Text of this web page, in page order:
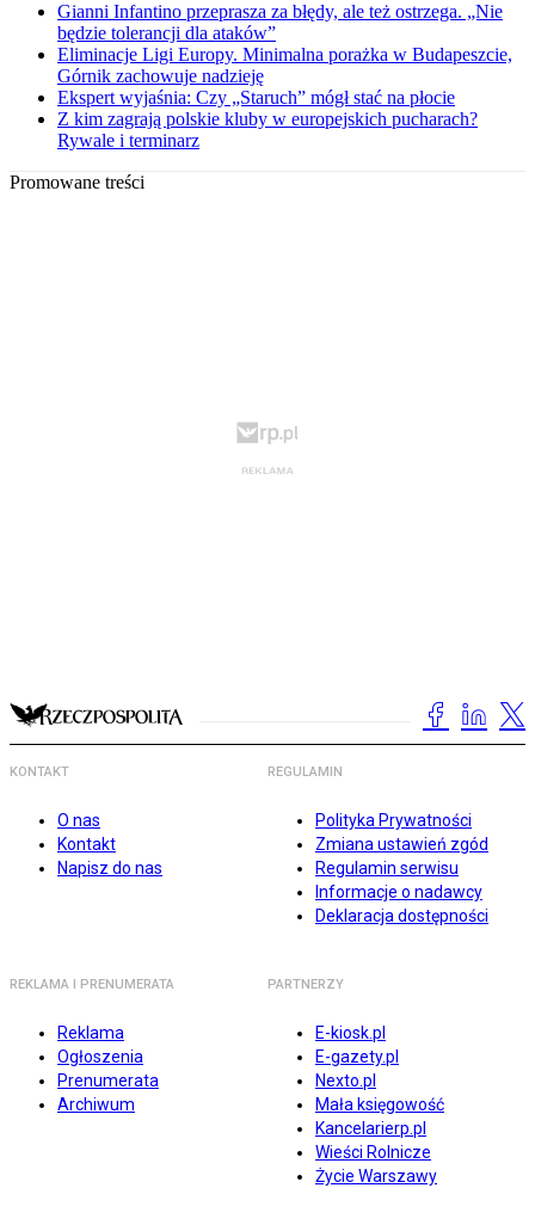
Gianni Infantino przeprasza za błędy, ale też ostrzega. „Nie
będzie tolerancji dla ataków”
Eliminacje Ligi Europy. Minimalna porażka w Budapeszcie,
Górnik zachowuje nadzieję
Ekspert wyjaśnia: Czy „Staruch” mógł stać na płocie
Z kim zagrają polskie kluby w europejskich pucharach?
Rywale i terminarz
Promowane treści
KONTAKT
O nas
Kontakt
Napisz do nas
REGULAMIN
Polityka Prywatności
Zmiana ustawień zgód
Regulamin serwisu
Informacje o nadawcy
Deklaracja dostępności
REKLAMA I PRENUMERATA
Reklama
Ogłoszenia
Prenumerata
Archiwum
PARTNERZY
E-kiosk.pl
E-gazety.pl
Nexto.pl
Mała księgowość
Kancelarierp.pl
Wieści Rolnicze
Życie Warszawy